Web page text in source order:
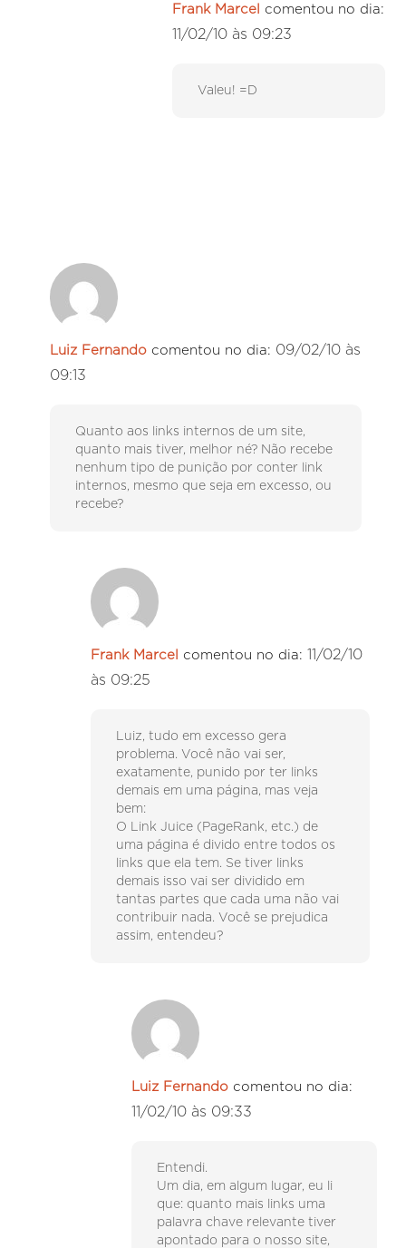
Frank Marcel comentou no dia:
11/02/10 às 09:23
Valeu! =D
Luiz Fernando comentou no dia: 09/02/10 às
09:13
Quanto aos links internos de um site,
quanto mais tiver, melhor né? Não recebe
nenhum tipo de punição por conter link
internos, mesmo que seja em excesso, ou
recebe?
Frank Marcel comentou no dia: 11/02/10
às 09:25
Luiz, tudo em excesso gera
problema. Você não vai ser,
exatamente, punido por ter links
demais em uma página, mas veja
bem:
O Link Juice (PageRank, etc.) de
uma página é divido entre todos os
links que ela tem. Se tiver links
demais isso vai ser dividido em
tantas partes que cada uma não vai
contribuir nada. Você se prejudica
assim, entendeu?
Luiz Fernando comentou no dia:
11/02/10 às 09:33
Entendi.
Um dia, em algum lugar, eu li
que: quanto mais links uma
palavra chave relevante tiver
apontado para o nosso site,